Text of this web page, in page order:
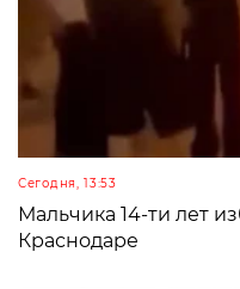
Сегодня, 13:53
Мальчика 14-ти лет
Краснодаре